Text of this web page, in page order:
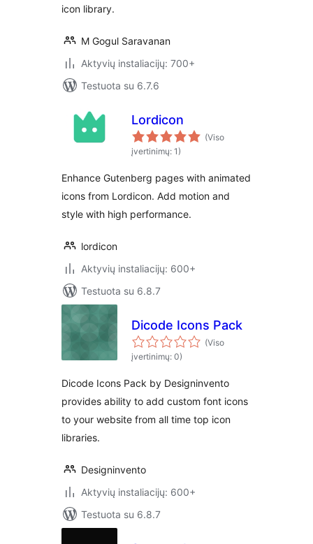
icon library.
M Gogul Saravanan
Aktyvių instaliacijų: 700+
Testuota su 6.7.6
Lordicon
(Viso
įvertinimų: 1)
Enhance Gutenberg pages with animated
icons from Lordicon. Add motion and
style with high performance.
lordicon
Aktyvių instaliacijų: 600+
Testuota su 6.8.7
Dicode Icons Pack
(Viso
įvertinimų: 0)
Dicode Icons Pack by Designinvento
provides ability to add custom font icons
to your website from all time top icon
libraries.
Designinvento
Aktyvių instaliacijų: 600+
Testuota su 6.8.7